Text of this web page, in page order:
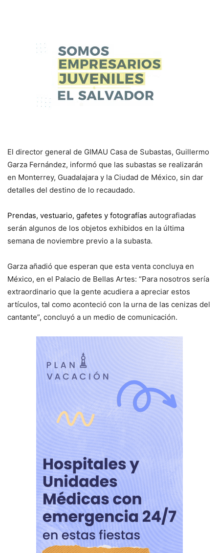
El director general de GIMAU Casa de Subastas, Guillermo
Garza Fernández, informó que las subastas se realizarán
en Monterrey, Guadalajara y la Ciudad de México, sin dar
detalles del destino de lo recaudado.
Prendas, vestuario, gafetes y fotografías autografiadas
serán algunos de los objetos exhibidos en la última
semana de noviembre previo a la subasta.
Garza añadió que esperan que esta venta concluya en
México, en el Palacio de Bellas Artes: “Para nosotros sería
extraordinario que la gente acudiera a apreciar estos
artículos, tal como aconteció con la urna de las cenizas del
cantante”, concluyó a un medio de comunicación.